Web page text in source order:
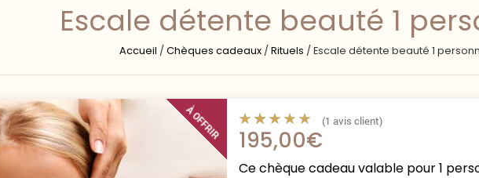
Escale détente beauté 1
Accueil /Chèques cadeaux /Rituels /Escale détente beauté 1
À OFFRIR (1 avis client)
195,00€
Ce chèque cadeau valable pour 1